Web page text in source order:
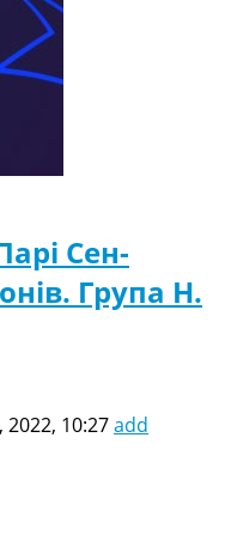
Сен-
Група H.
2022, 10:27add